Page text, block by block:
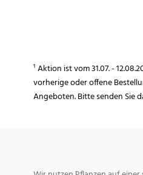
¹ Aktion ist vom 31.07. -
vorherige oder offene
Angeboten. Bitte senden Sie